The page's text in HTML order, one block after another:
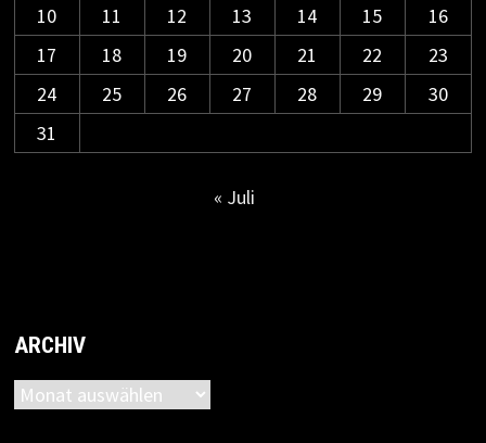
10
11 12 13 14 15
16
17
18 19 20 21 22
23
24
25 26 27 28 29
30
31
« Juli
ARCHIV
Archiv